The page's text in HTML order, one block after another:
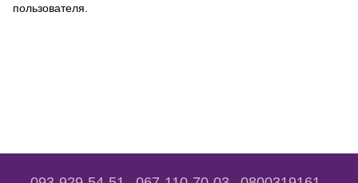
пользователя.